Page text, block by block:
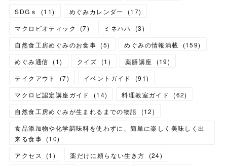
SDGｓ
(11) めぐみカレンダー (17)
マクロビオティック
(7) ミネハハ (3)
自然食工房めぐみのお食事 (5) めぐみの情報満載 (159)
めぐみ通信
(1) クイズ (1 ) 薬膳講座 (19)
テイクアウト
(7) イベントガイド (91)
マクロビ認定講座ガイド
(14) 料理教室ガイド (62)
自然食工房めぐみが生まれるまでの物語
(12)
食品添加物や化学調味料を使わずに、簡単に楽しく美味しく出
来る食事 (10)
アクセス
(1 ) 薬だけに頼らない生き方 (24)